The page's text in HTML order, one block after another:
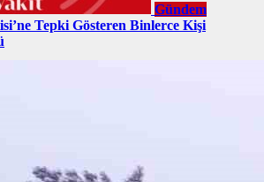
Gündem
Tepki Gösteren Binlerce Kişi